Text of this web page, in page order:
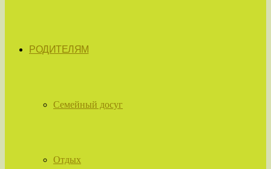
РОДИТЕЛЯМ
Семейный досуг
Отдых